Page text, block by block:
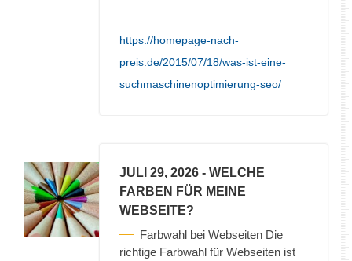
https://homepage-nach-
preis.de/2015/07/18/was-ist-eine-
suchmaschinenoptimierung-seo/
JULI 29, 2026 - WELCHE
FARBEN FÜR MEINE
WEBSEITE?
Farbwahl bei Webseiten Die
richtige Farbwahl für Webseiten ist